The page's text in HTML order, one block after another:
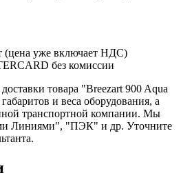
(цена уже включает НДС)
без комиссии
товара "Breezart 900 Aqua
и веса оборудования, а
транспортной компании. Мы
Линиями", "ПЭК" и др. Уточните